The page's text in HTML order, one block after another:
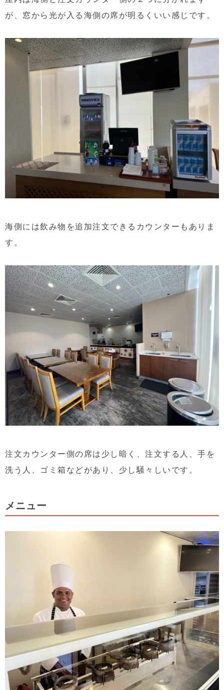
が、窓から光が入る海側の席が明るくいい感じです。
海側には飲み物を追加注文できるカウンターもありま
す。
注文カウンター側の席は少し暗く、注文する人、手を
洗う人、ゴミ箱などがあり、少し騒々しいです。
メニュー